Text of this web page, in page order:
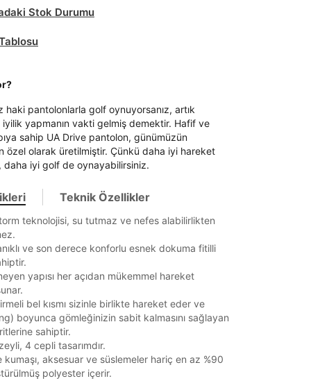
Stok Durumu
haki pantolonlarla golf oynuyorsanız, artık
yapmanın vakti gelmiş demektir. Hafif ve
sahip UA Drive pantolon, günümüzün
özel olarak üretilmiştir. Çünkü daha iyi hareket
daha iyi golf de oynayabilirsiniz.
Teknik Özellikler
teknolojisi, su tutmaz ve nefes alabilirlikten
ve son derece konforlu esnek dokuma fitilli
yapısı her açıdan mükemmel hareket
bel kısmı sizinle birlikte hareket eder ve
boyunca gömleğinizin sabit kalmasını sağlayan
sahiptir.
4 cepli tasarımdır.
kumaşı, aksesuar ve süslemeler hariç en az %90
polyester içerir.